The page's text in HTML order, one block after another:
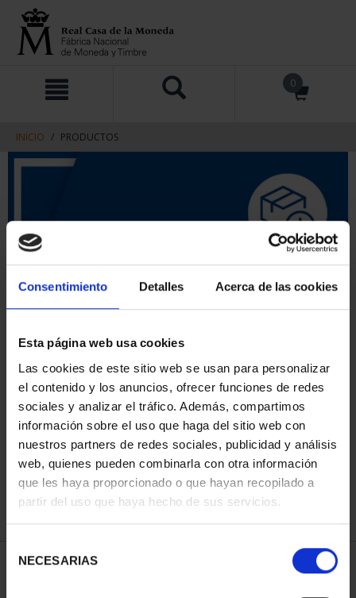
Consentimiento Detalles Acerca de las cookies
Esta página web usa cookies
Las cookies de este sitio web se usan para personalizar
el contenido y los anuncios, ofrecer funciones de redes
sociales y analizar el tráfico. Además, compartimos
información sobre el uso que haga del sitio web con
nuestros partners de redes sociales, publicidad y análisis
web, quienes pueden combinarla con otra información
que les haya proporcionado o que hayan recopilado a
partir del uso que haya hecho de sus servicios.
NECESARIAS
contenido
navegacin
0
INICIO PRODUCTOS
ORDENAR POR:
REFINAR
2 Productos encontrados